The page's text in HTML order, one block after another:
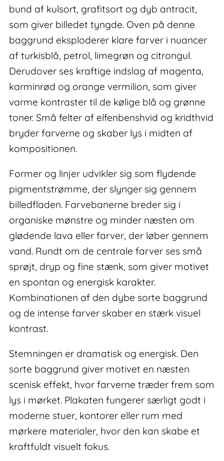
bund af kulsort, grafitsort og dyb antracit,
som giver billedet tyngde. Oven på denne
baggrund eksploderer klare farver i nuancer
af turkisblå, petrol, limegrøn og citrongul.
Derudover ses kraftige indslag af magenta,
karminrød og orange vermilion, som giver
varme kontraster til de kølige blå og grønne
toner. Små felter af elfenbenshvid og kridthvid
bryder farverne og skaber lys i midten af
kompositionen.
Former og linjer udvikler sig som flydende
pigmentstrømme, der slynger sig gennem
billedfladen. Farvebanerne breder sig i
organiske mønstre og minder næsten om
glødende lava eller farver, der løber gennem
vand. Rundt om de centrale farver ses små
sprøjt, dryp og fine stænk, som giver motivet
en spontan og energisk karakter.
Kombinationen af den dybe sorte baggrund
og de intense farver skaber en stærk visuel
kontrast.
Stemningen er dramatisk og energisk. Den
sorte baggrund giver motivet en næsten
scenisk effekt, hvor farverne træder frem som
lys i mørket. Plakaten fungerer særligt godt i
moderne stuer, kontorer eller rum med
mørkere materialer, hvor den kan skabe et
kraftfuldt visuelt fokus.